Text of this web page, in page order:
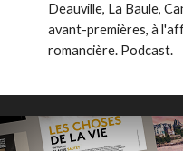
Deauville, La Baule,
avant-premières, à
romancière. Podcast.